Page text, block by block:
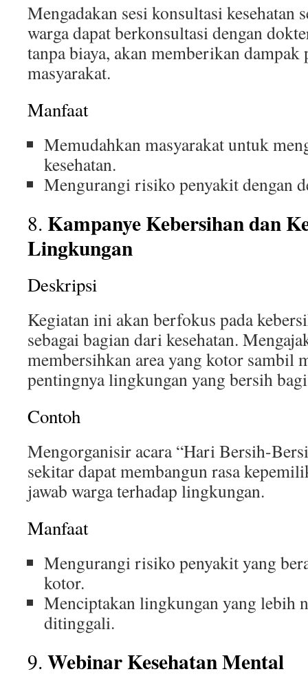
Mengadakan sesi konsultasi kesehatan
warga dapat berkonsultasi dengan
tanpa biaya, akan memberikan
masyarakat.
Manfaat
Memudahkan masyarakat untuk
kesehatan.
Mengurangi risiko penyakit dengan
8. Kampanye Kebersihan dan
Lingkungan
Deskripsi
Kegiatan ini akan berfokus pada
sebagai bagian dari kesehatan.
membersihkan area yang kotor sambil
pentingnya lingkungan yang bersih
Contoh
Mengorganisir acara “Hari Bersih-
sekitar dapat membangun rasa
jawab warga terhadap lingkungan.
Manfaat
Mengurangi risiko penyakit yang
kotor.
Menciptakan lingkungan yang lebih
ditinggali.
9. Webinar Kesehatan Mental